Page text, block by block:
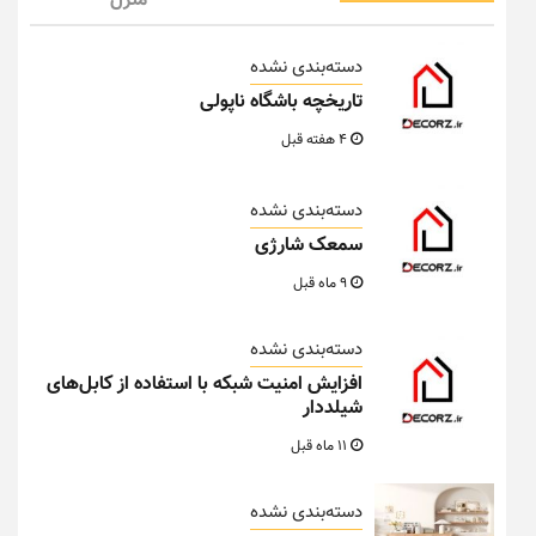
دسته‌بندی نشده
تاریخچه باشگاه ناپولی
دسته‌بندی نشده
سمعک شارژی
دسته‌بندی نشده
افزایش امنیت شبکه با استفاده از کابل‌های
شیلددار
دسته‌بندی نشده